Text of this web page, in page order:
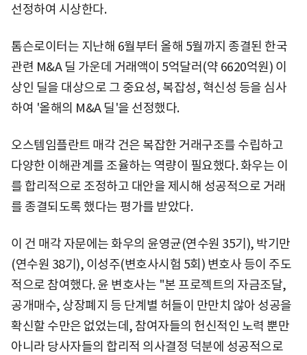
선정하여 시상한다.
톰슨로이터는 지난해 6월부터 올해 5월까지 종결된 한국
관련 M&A 딜 가운데 거래액이 5억달러(약 6620억원) 이
상인 딜을 대상으로 그 중요성, 복잡성, 혁신성 등을 심사
하여 '올해의 M&A 딜'을 선정했다.
오스템임플란트 매각 건은 복잡한 거래구조를 수립하고
다양한 이해관계를 조율하는 역량이 필요했다. 화우는 이
를 합리적으로 조정하고 대안을 제시해 성공적으로 거래
를 종결되도록 했다는 평가를 받았다.
이 건 매각 자문에는 화우의 윤영균(연수원 35기), 박기만
(연수원 38기), 이성주(변호사시험 5회) 변호사 등이 주도
적으로 참여했다. 윤 변호사는 "본 프로젝트의 자금조달,
공개매수, 상장폐지 등 단계별 허들이 만만치 않아 성공을
확신할 수만은 없었는데, 참여자들의 헌신적인 노력 뿐만
아니라 당사자들의 합리적 의사결정 덕분에 성공적으로